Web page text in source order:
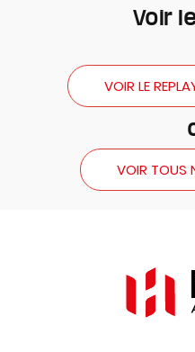
Voir
VOIR LE
VOIR TOUS